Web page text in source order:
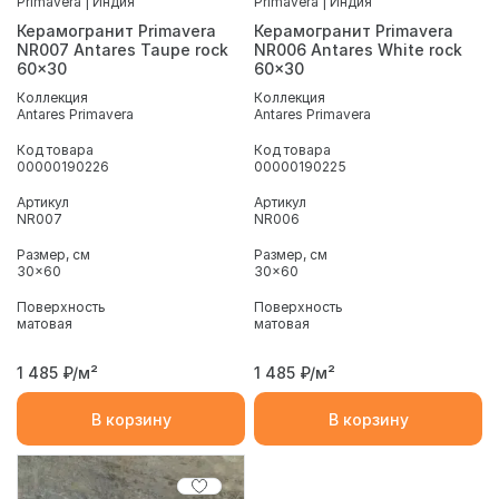
Керамогранит Primavera
NR007 Antares Taupe rock
60x30
Коллекция
Antares Primavera
Код товара
00000190226
Артикул
NR007
Размер, см
30x60
Поверхность
матовая
1 485 ₽/м²
В корзину
Керамогранит Primavera
NR006 Antares White rock
60x30
Коллекция
Antares Primavera
Код товара
00000190225
Артикул
NR006
Размер, см
30x60
Поверхность
матовая
1 485 ₽/м²
В корзину